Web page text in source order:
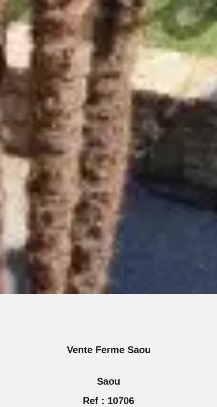
Vente Ferme Saou
Saou
Ref : 10706